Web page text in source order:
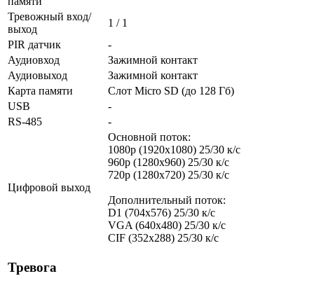
Тревожный вход/
выход
1 / 1
PIR датчик
-
Аудиовход
Зажимной контакт
Аудиовыход
Зажимной контакт
Карта памяти
Слот Micro SD (до 128 Гб)
USB
-
RS-485
-
Цифровой выход
Основной поток:
1080p (1920x1080) 25/30 к/с
960p (1280х960) 25/30 к/с
720p (1280х720) 25/30 к/с
Дополнительный поток:
D1 (704x576) 25/30 к/с
VGA (640x480) 25/30 к/с
CIF (352x288) 25/30 к/с
Тревога